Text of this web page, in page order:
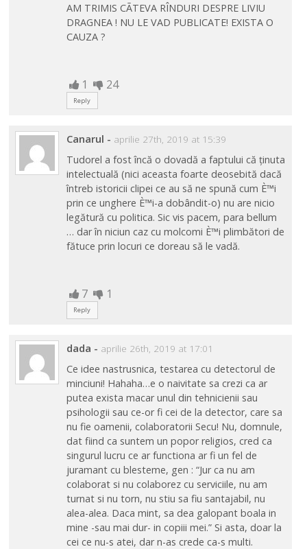
AM TRIMIS CÃTEVA RÎNDURI DESPRE LIVIU
DRAGNEA ! NU LE VAD PUBLICATE! EXISTA O
CAUZA ?
1 24
Reply
Canarul - aprilie 27th, 2019 at 15:39
Tudorel a fost încă o dovadă a faptului că ținuta
intelectuală (nici aceasta foarte deosebită dacă
întreb istoricii clipei ce au să ne spună cum È™i
prin ce unghere È™i-a dobândit-o) nu are nicio
legătură cu politica. Sic vis pacem, para bellum
… dar în niciun caz cu molcomi È™i plimbători de
fătuce prin locuri ce doreau să le vadă.
7 1
Reply
dada - aprilie 26th, 2019 at 17:01
Ce idee nastrusnica, testarea cu detectorul de
minciuni! Hahaha…e o naivitate sa crezi ca ar
putea exista macar unul din tehnicienii sau
psihologii sau ce-or fi cei de la detector, care sa
nu fie oamenii, colaboratorii Secu! Nu, domnule,
dat fiind ca suntem un popor religios, cred ca
singurul lucru ce ar functiona ar fi un fel de
juramant cu blesteme, gen : “Jur ca nu am
colaborat si nu colaborez cu serviciile, nu am
turnat si nu torn, nu stiu sa fiu santajabil, nu
alea-alea. Daca mint, sa dea galopant boala in
mine -sau mai dur- in copiii mei.” Si asta, doar la
cei ce nu-s atei, dar n-as crede ca-s multi.